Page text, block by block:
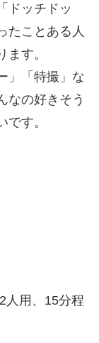
ドッチドッ
たことある人
す。
」「特撮」な
なの好きそう
す。
人用、15分程